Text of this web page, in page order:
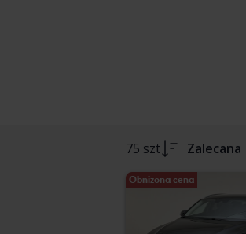
75 szt Zalecana
Obniżona cena